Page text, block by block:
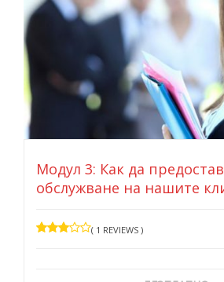
Модул 3: Как да
обслужване на нашите
( 1 REVIEWS )